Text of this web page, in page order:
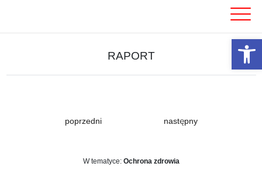
RAPORT
poprzedni następny
W tematyce: Ochrona zdrowia